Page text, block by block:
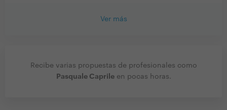
Ver más
Recibe varias propuestas de profesionales como
Pasquale Caprileen pocas horas.